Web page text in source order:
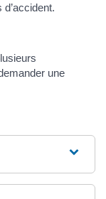
une